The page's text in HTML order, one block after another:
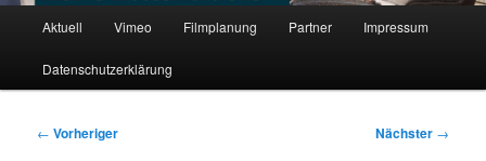
Aktuell Vimeo Filmplanung Partner Impressum
Datenschutzerklärung
Beitragsnavigation
← Vorheriger Nächster →